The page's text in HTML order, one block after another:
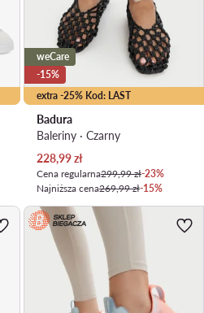
extra -25% Kod: LAST
weCare
-15%
Badura
Baleriny · Czarny
Aktualna cena
228,99zł
Cena regularna299,99 zł-23%
Najniższa cena269,99 zł-15%